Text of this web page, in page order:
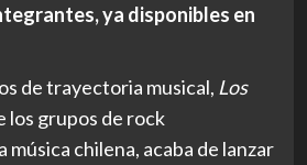
ya disponibles en
de trayectoria musical, Los
los grupos de rock
música chilena, acaba de lanzar